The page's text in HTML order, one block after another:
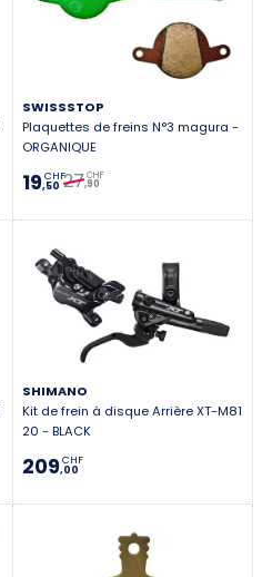
SWISSSTOP
Plaquettes de freins N°3 magura -
ORGANIQUE
19,50
CHF27,90
CHF
SHIMANO
Kit de frein à disque Arrière XT-M81
20 - BLACK
209,00
CHF